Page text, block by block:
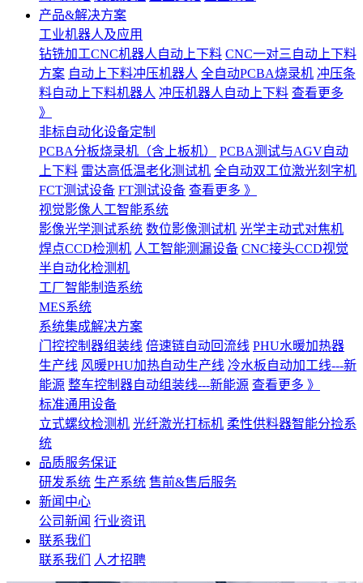
产品&解决方案
工业机器人及应用
钻铣加工CNC机器人自动上下料 CNC一对三自动上下料
方案 自动上下料冲压机器人 全自动PCBA烧录机 冲压条
料自动上下料机器人 冲压机器人自动上下料 查看更多
》
非标自动化设备定制
PCBA分板烧录机（含上板机）
PCBA测试与AGV自动
上下料 雷达高低温老化测试机 全自动双工位激光刻字机
FCT测试设备 FT测试设备 查看更多 》
视觉影像人工智能系统
影像光学测试系统 数位影像测试机 光学主动式对焦机
焊点CCD检测机 人工智能测漏设备 CNC接头CCD视觉
半自动化检测机
工厂智能制造系统
MES系统
系统集成解决方案
门控控制器组装线 倍速链自动回流线 PHU水暖加热器
生产线 风暖PHU加热自动生产线 冷水板自动加工线---新
能源 整车控制器自动组装线---新能源 查看更多 》
标准通用设备
立式螺纹检测机 光纤激光打标机 柔性供料器智能分捡系
统
品质服务保证
研发系统 生产系统 售前&售后服务
新闻中心
公司新闻 行业资讯
联系我们
联系我们
人才招聘